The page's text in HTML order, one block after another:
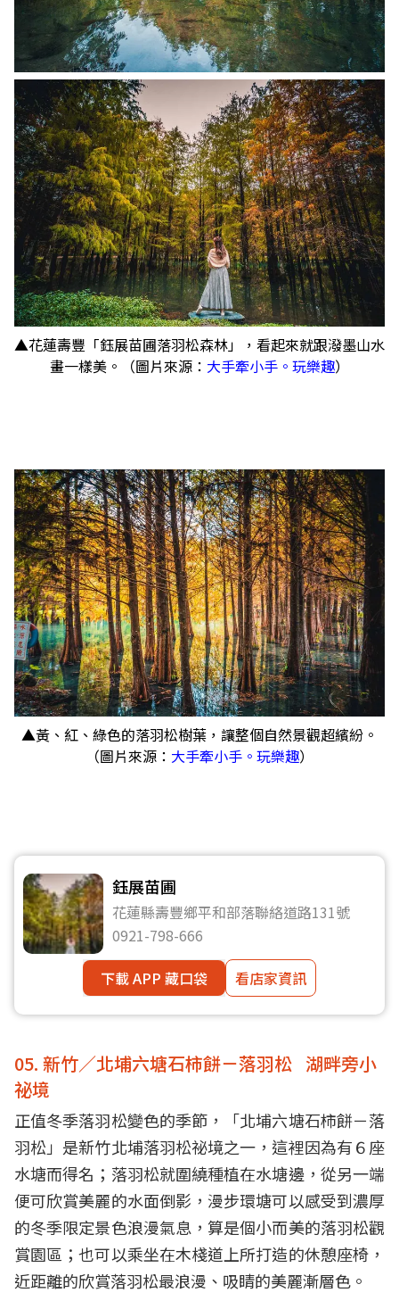
▲花蓮壽豐「鈺展苗圃落羽松森林」，看起來就跟潑墨山水
畫一樣美。（圖片來源： 大手牽小手。玩樂趣）
▲黃、紅、綠色的落羽松樹葉，讓整個自然景觀超繽紛。
（圖片來源： 大手牽小手。玩樂趣）
鈺展苗圃
花蓮縣壽豐鄉平和部落聯絡道路131號
0921-798-666
下載 APP 藏口袋
看店家資訊
05. 新竹／北埔六塘石柿餅－落羽松 湖畔旁小
祕境
正值冬季落羽松變色的季節，「北埔六塘石柿餅－落
羽松」是新竹北埔落羽松祕境之一，這裡因為有６座
水塘而得名；落羽松就圍繞種植在水塘邊，從另一端
便可欣賞美麗的水面倒影，漫步環塘可以感受到濃厚
的冬季限定景色浪漫氣息，算是個小而美的落羽松觀
賞園區；也可以乘坐在木棧道上所打造的休憩座椅，
近距離的欣賞落羽松最浪漫、吸睛的美麗漸層色。